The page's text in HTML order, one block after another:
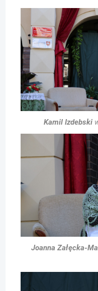
Kamil Izdebski
Joanna Załęcka-